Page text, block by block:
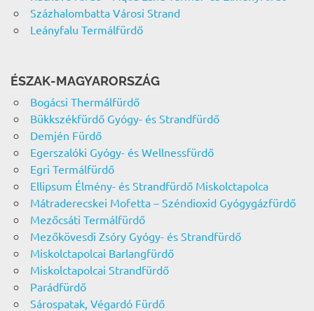
Százhalombatta Városi Strand
Leányfalu Termálfürdő
ÉSZAK-MAGYARORSZÁG
Bogácsi Thermálfürdő
Bükkszékfürdő Gyógy- és Strandfürdő
Demjén Fürdő
Egerszalóki Gyógy- és Wellnessfürdő
Egri Termálfürdő
Ellipsum Élmény- és Strandfürdő Miskolctapolca
Mátraderecskei Mofetta – Széndioxid Gyógygázfürdő
Mezőcsáti Termálfürdő
Mezőkövesdi Zsóry Gyógy- és Strandfürdő
Miskolctapolcai Barlangfürdő
Miskolctapolcai Strandfürdő
Parádfürdő
Sárospatak, Végardó Fürdő